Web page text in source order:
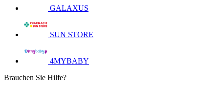
GALAXUS
SUN STORE
4MYBABY
Brauchen Sie Hilfe?